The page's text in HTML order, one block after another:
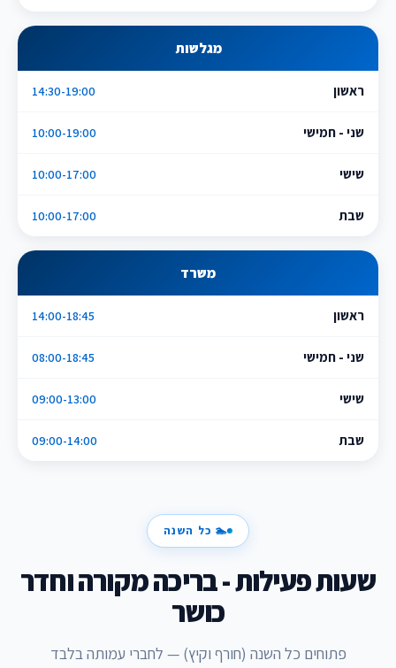
מגלשות
ראשון 14:30-19:00
שני - חמישי 10:00-19:00
שישי 10:00-17:00
שבת 10:00-17:00
משרד
ראשון 14:00-18:45
שני - חמישי 08:00-18:45
שישי 09:00-13:00
שבת 09:00-14:00
🏊 כל השנה
שעות פעילות - בריכה מקורה וחדר
כושר
פתוחים כל השנה (חורף וקיץ) — לחברי עמותה בלבד